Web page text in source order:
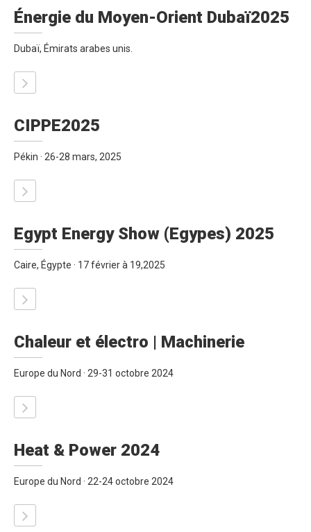
Énergie du Moyen-Orient Dubaï2025
Dubaï, Émirats arabes unis.
CIPPE2025
Pékin · 26-28 mars, 2025
Egypt Energy Show (Egypes) 2025
Caire, Égypte · 17 février à 19,2025
Chaleur et électro | Machinerie
Europe du Nord · 29-31 octobre 2024
Heat & Power 2024
Europe du Nord · 22-24 octobre 2024